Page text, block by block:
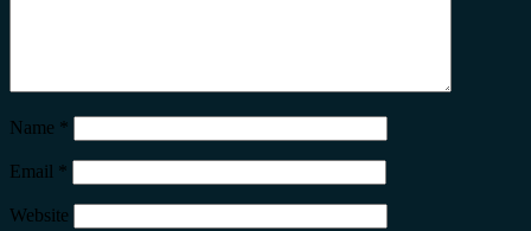
Name *
Email *
Website